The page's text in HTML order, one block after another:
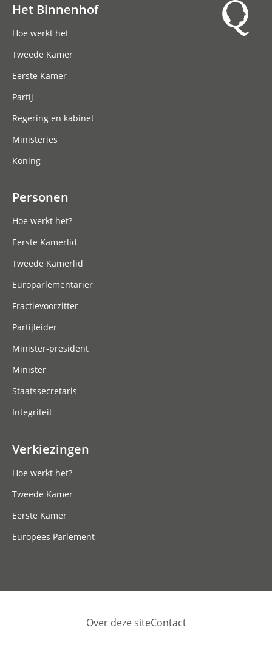
Het Binnenhof
Hoe werkt het
Tweede Kamer
Eerste Kamer
Partij
Regering en kabinet
Ministeries
Koning
Personen
Hoe werkt het?
Eerste Kamerlid
Tweede Kamerlid
Europarlementariër
Fractievoorzitter
Partijleider
Minister-president
Minister
Staatssecretaris
Integriteit
Verkiezingen
Hoe werkt het?
Tweede Kamer
Eerste Kamer
Europees Parlement
Footer
Over deze siteContact